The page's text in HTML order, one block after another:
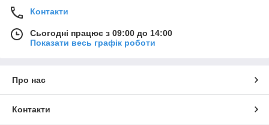
Контакти
Сьогодні працює з 09:00 до 14:00
Показати весь графік роботи
Про нас
Контакти